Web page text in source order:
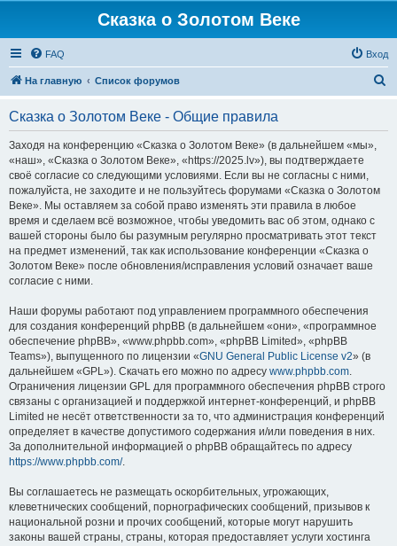
Сказка о Золотом Веке
FAQ Вход
На главную Список форумов
Сказка о Золотом Веке - Общие правила
Заходя на конференцию «Сказка о Золотом Веке» (в дальнейшем «мы»,
«наш», «Сказка о Золотом Веке», «https://2025.lv»), вы подтверждаете
своё согласие со следующими условиями. Если вы не согласны с ними,
пожалуйста, не заходите и не пользуйтесь форумами «Сказка о Золотом
Веке». Мы оставляем за собой право изменять эти правила в любое
время и сделаем всё возможное, чтобы уведомить вас об этом, однако с
вашей стороны было бы разумным регулярно просматривать этот текст
на предмет изменений, так как использование конференции «Сказка о
Золотом Веке» после обновления/исправления условий означает ваше
согласие с ними.
Наши форумы работают под управлением программного обеспечения
для создания конференций phpBB (в дальнейшем «они», «программное
обеспечение phpBB», «www.phpbb.com», «phpBB Limited», «phpBB
Teams»), выпущенного по лицензии «GNU General Public License v2» (в
дальнейшем «GPL»). Скачать его можно по адресу www.phpbb.com.
Ограничения лицензии GPL для программного обеспечения phpBB строго
связаны с организацией и поддержкой интернет-конференций, и phpBB
Limited не несёт ответственности за то, что администрация конференций
определяет в качестве допустимого содержания и/или поведения в них.
За дополнительной информацией о phpBB обращайтесь по адресу
https://www.phpbb.com/.
Вы соглашаетесь не размещать оскорбительных, угрожающих,
клеветнических сообщений, порнографических сообщений, призывов к
национальной розни и прочих сообщений, которые могут нарушить
законы вашей страны, страны, которая предоставляет услуги хостинга